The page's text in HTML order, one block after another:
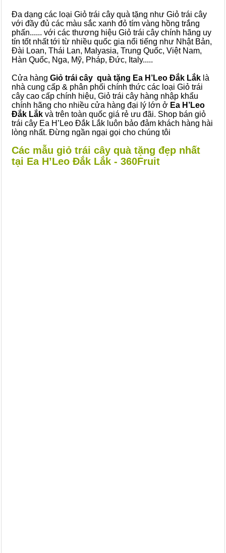
Đa dạng các loại Giỏ trái cây quà tặng như Giỏ trái cây
với đầy đủ các màu sắc xanh đỏ tím vàng hồng trắng
phấn...... với các thương hiệu Giỏ trái cây chính hãng uy
tín tốt nhất tới từ nhiều quốc gia nổi tiếng như Nhật Bản,
Đài Loan, Thái Lan, Malyasia, Trung Quốc, Việt Nam,
Hàn Quốc, Nga, Mỹ, Pháp, Đức, Italy.....
Cửa hàng Giỏ trái cây quà tặng Ea H’Leo Đắk Lắk là
nhà cung cấp & phân phối chính thức các loại Giỏ trái
cây cao cấp chính hiệu, Giỏ trái cây hàng nhập khẩu
chính hãng cho nhiều cửa hàng đại lý lớn ở Ea H’Leo
Đắk Lắk và trên toàn quốc giá rẻ ưu đãi. Shop bán giỏ
trái cây Ea H’Leo Đắk Lắk luôn bảo đảm khách hàng hài
lòng nhất. Đừng ngần ngại gọi cho chúng tôi
Các mẫu giỏ trái cây quà tặng đẹp nhất
tại Ea H’Leo Đắk Lắk - 360Fruit